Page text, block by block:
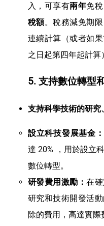
入，可享有兩年免
稅額。稅務減免期
連續計算（或者如
之日起第四年起計算
5. 支持數位轉型和
支持科學技術的研究
設立科技發展基金：
達 20% ，用於設立
數位轉型。
研發費用激勵：在
研究和技術開發活
除的費用，高達實際